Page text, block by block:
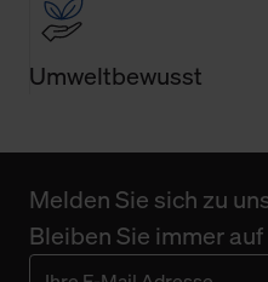
Umweltbewusst
Melden Sie sich zu
Bleiben Sie immer